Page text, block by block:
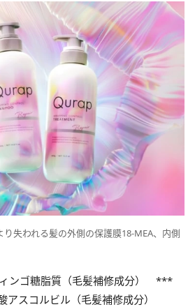
失われる髪の外側の保護膜18-MEA、内側
ンゴ糖脂質（毛髪補修成分） ***
アスコルビル（毛髪補修成分）